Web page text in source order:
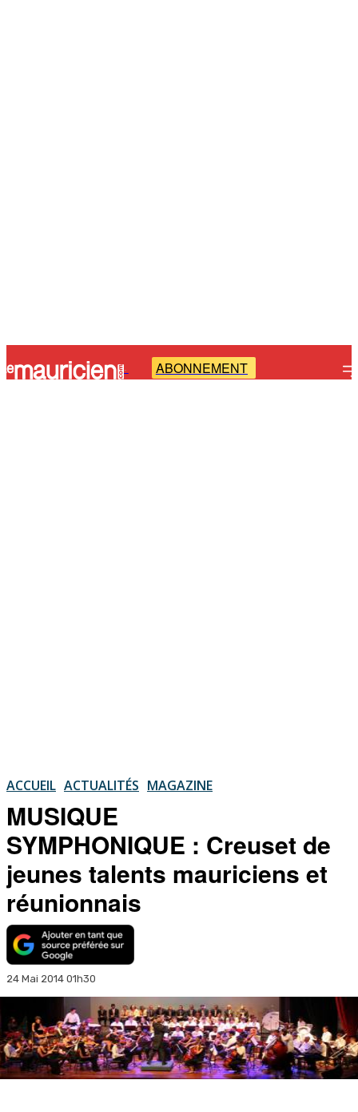
- ABONNEMENT
ACCUEIL ACTUALITÉS MAGAZINE
MUSIQUE
SYMPHONIQUE : Creuset de
jeunes talents mauriciens et
réunionnais
24 Mai 2014 01h30